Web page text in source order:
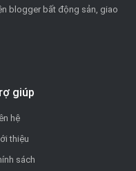
blogger bất động sản, giao
giúp
hệ
thiệu
sách